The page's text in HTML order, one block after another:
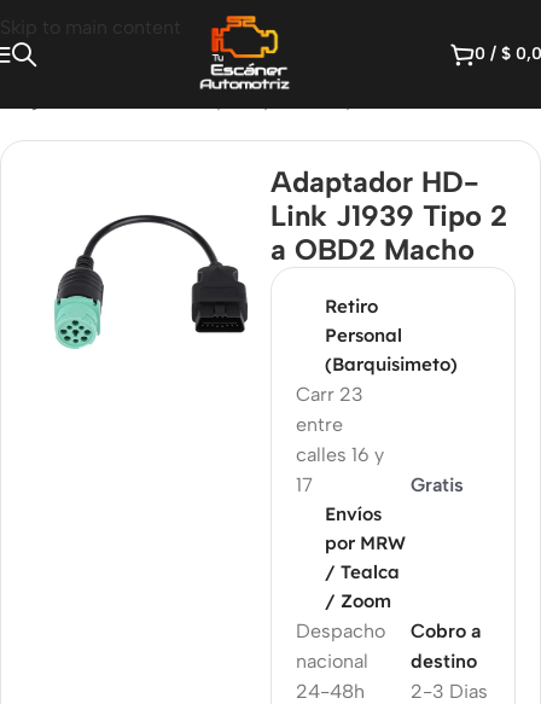
Skip to main content
0 / $
Adaptador HD-
Link J1939 Tipo 2
a OBD2 Macho
Retiro
Personal
(Barquisimeto)
Carr 23
entre
calles 16 y
17
Gratis
Envíos
por MRW
/ Tealca
/ Zoom
Despacho
nacional
24-48h
2-3 Dias
Cobro a
destino